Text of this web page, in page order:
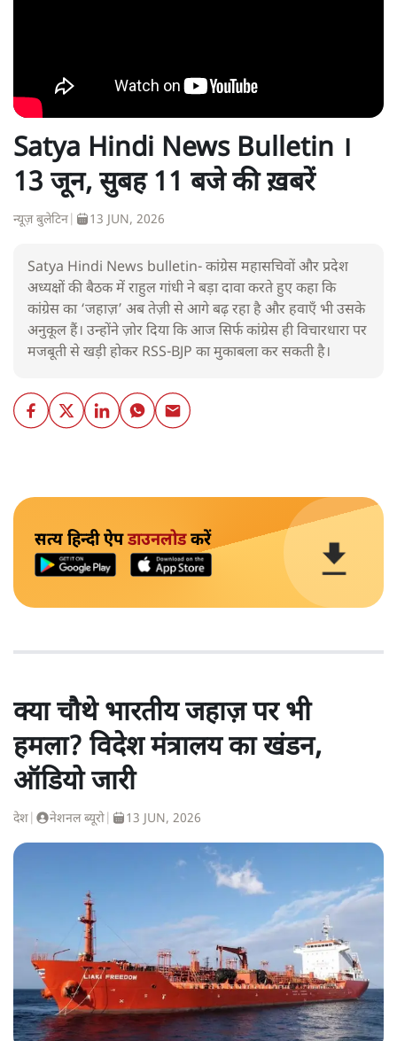
Satya Hindi News Bulletin ।
13 जून, सुबह 11 बजे की ख़बरें
न्यूज़ बुलेटिन 13 JUN, 2026
Satya Hindi News bulletin- कांग्रेस महासचिवों और प्रदेश
अध्यक्षों की बैठक में राहुल गांधी ने बड़ा दावा करते हुए कहा कि
कांग्रेस का ‘जहाज़’ अब तेज़ी से आगे बढ़ रहा है और हवाएँ भी उसके
अनुकूल हैं। उन्होंने ज़ोर दिया कि आज सिर्फ कांग्रेस ही विचारधारा पर
मजबूती से खड़ी होकर RSS-BJP का मुकाबला कर सकती है।
सत्य हिन्दी ऐपडाउनलोडकरें
क्या चौथे भारतीय जहाज़ पर भी
हमला? विदेश मंत्रालय का खंडन,
ऑडियो जारी
देश नेशनल ब्यूरो 13 JUN, 2026